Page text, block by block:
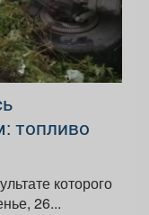
топливо
которого
воскресенье, 26...